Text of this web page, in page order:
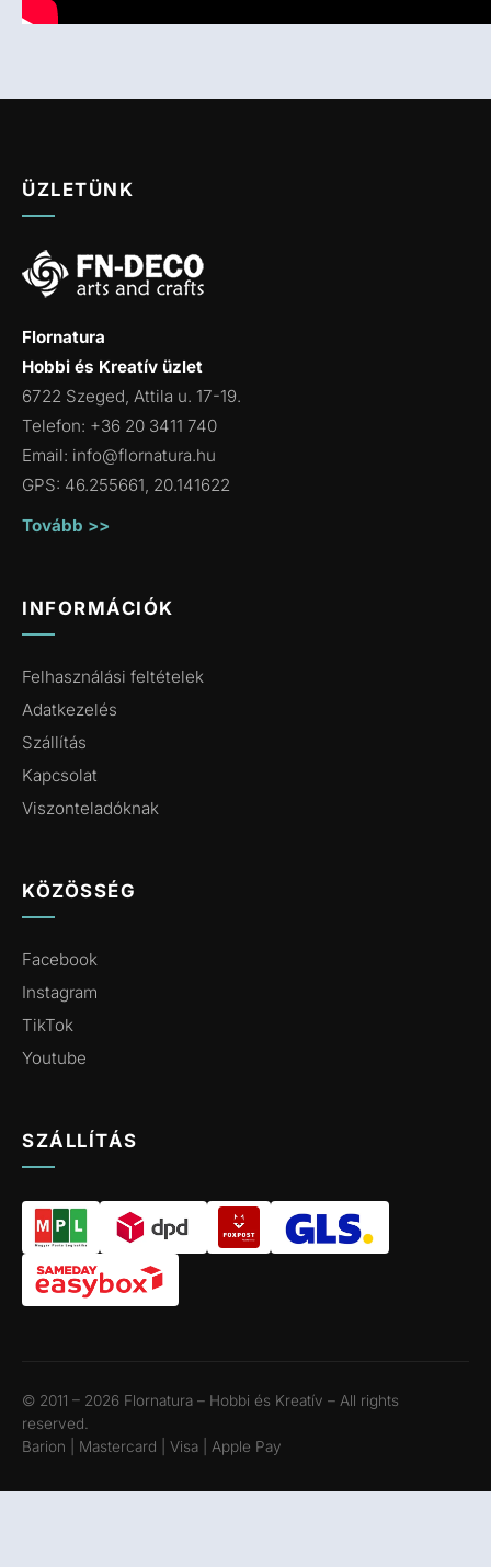
ÜZLETÜNK
Flornatura
Hobbi és Kreatív üzlet
6722 Szeged, Attila u. 17-19.
Telefon: +36 20 3411 740
Email: info@flornatura.hu
GPS: 46.255661, 20.141622
Tovább >>
INFORMÁCIÓK
Felhasználási feltételek
Adatkezelés
Szállítás
Kapcsolat
Viszonteladóknak
KÖZÖSSÉG
Facebook
Instagram
TikTok
Youtube
SZÁLLÍTÁS
© 2011 – 2026 Flornatura – Hobbi és Kreatív – All rights
reserved.
Barion | Mastercard | Visa | Apple Pay